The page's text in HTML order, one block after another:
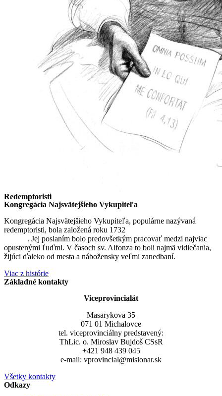
Redemptoristi
Kongregácia Najsvätejšieho Vykupiteľa
Kongregácia Najsvätejšieho Vykupiteľa, populárne nazývaná
redemptoristi, bola založená roku 1732
. Jej poslaním bolo predovšetkým pracovať medzi najviac
opustenými ľuďmi. V časoch sv. Alfonza to boli najmä vidiečania,
žijúci ďaleko od mesta a nábožensky veľmi zanedbaní.
Viac z histórie
Základné kontakty
Viceprovincialát
Masarykova 35
071 01 Michalovce
tel. viceprovinciálny predstavený:
ThLic. o. Miroslav Bujdoš CSsR
+421 948 439 045
e-mail: vprovincial@misionar.sk
Všetky kontakty
Odkazy